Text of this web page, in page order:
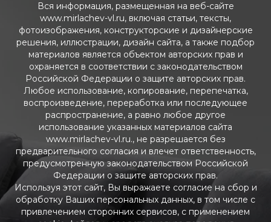
Вся информация, размещенная на веб-сайте
www.mirlachev-vl.ru, включая статьи, тексты,
фотоизображения, конструкторские и дизайнерские
решения, иллюстрации, дизайн сайта, а также подбор
материалов является объектом авторских прав и
охраняется в соответствии с законодательством
Российской Федерации о защите авторских прав.
Любое использование, копирование, перепечатка,
воспроизведение, переработка или последующее
распространение, а равно любое другое
использование указанных материалов сайта
www.mirlachev-vl.ru., не разрешается без
предварительного согласия и влечет ответственность,
предусмотренную законодательством Российской
Федерации о защите авторских прав.
Используя этот сайт, Вы выражаете согласие на сбор и
обработку Ваших персональных данных, в том числе с
привлечением сторонних сервисов, с применением